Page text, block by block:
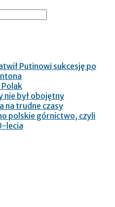
Putinowi sukcesję po
nie był obojętny
na trudne czasy
polskie górnictwo, czyli
lecia